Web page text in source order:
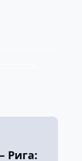
Рига: